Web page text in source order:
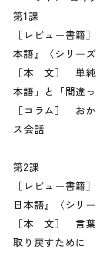
第1課
［レビュー書籍
本語』〈シリーズ
［本 文］ 単純
本語」と「間違っ
［コラム］ お
ス会話
第2課
［レビュー書籍
日本語』〈シリー
［本 文］ 言葉
取り戻すために